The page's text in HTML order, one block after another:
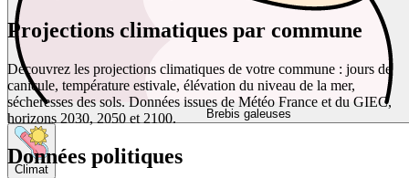
Brebis galeuses
Climat
Projections climatiques par commune
Découvrez les projections climatiques de votre commune : jours de
canicule, température estivale, élévation du niveau de la mer,
sécheresses des sols. Données issues de Météo France et du GIEC,
horizons 2030, 2050 et 2100.
Données politiques